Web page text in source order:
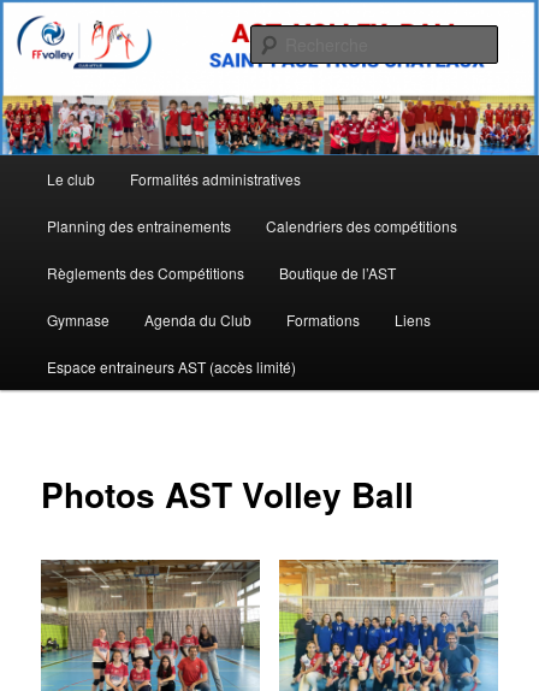
Aller
contenu
Site de l'Association Sportive
Tricastine de Volley Ball
Allez l'AST
principal
Le club Formalités administratives
Planning des entrainements Calendriers des compétitions
Règlements des Compétitions Boutique de l’AST
Gymnase Agenda du Club Formations Liens
Espace entraineurs AST (accès limité)
Photos AST Volley Ball